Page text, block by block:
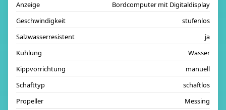
Anzeige
Bordcomputer mit Digitaldisplay
Geschwindigkeit
stufenlos
Salzwasserresistent
ja
Kühlung
Wasser
Kippvorrichtung
manuell
Schafttyp
schaftlos
Propeller
Messing